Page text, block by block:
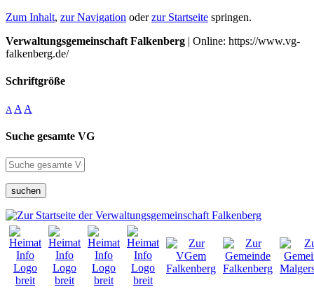
Zum Inhalt, zur Navigation oderzur Startseite springen.
Verwaltungsgemeinschaft Falkenberg | Online: https://www.vg-
falkenberg.de/
Schriftgröße
A A A
Suche gesamte VG
suchen